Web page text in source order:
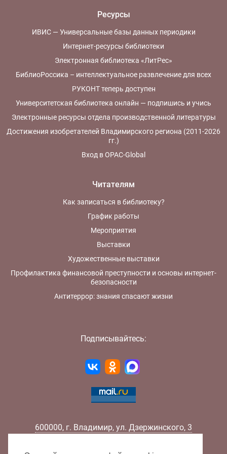
Ресурсы
ИВИС — Универсальные базы данных периодики
Интернет-ресурсы библиотеки
Электронная библиотека «ЛитРес»
БиблиоРоссика – интеллектуальное развлечение для всех
РУКОНТ теперь доступен
Университетская библиотека онлайн — подпишись и учись
Электронные ресурсы отдела производственной литературы
Достижения изобретателей Владимирского региона (2011-2026
гг.)
Вход в OPAC-Global
Читателям
Как записаться в библиотеку?
График работы
Мероприятия
Выставки
Художественные выставки
Профилактика финансовой преступности и основы интернет-
безопасности
Антитеррор: знания спасают жизни
Подписывайтесь:
600000, г. Владимир, ул. Дзержинского, 3
+7 (4922) 32-52-88